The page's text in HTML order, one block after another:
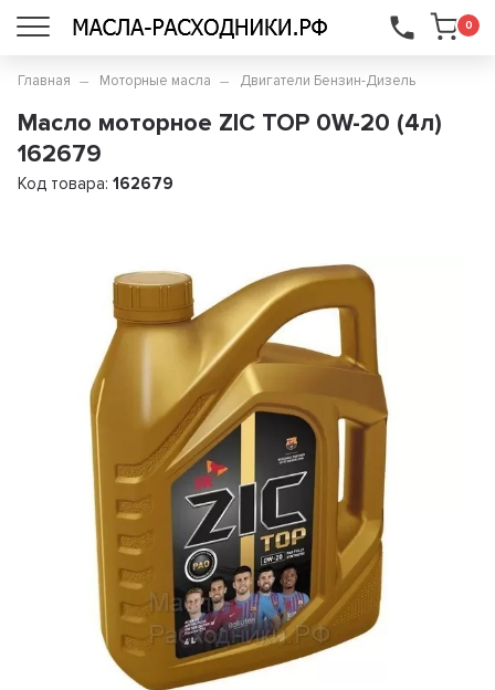
0
...
Главная Моторные масла Двигатели Бензин-Дизель
Масло моторное ZIC TOP 0W-20 (4л)
162679
Код товара:162679